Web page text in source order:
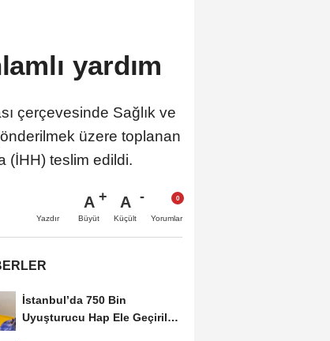
yardım
çerçevesinde Sağlık ve
üzere toplanan
(İHH) teslim edildi.
Yazdır
A
Büyüt
A
Küçült Yorumlar
İstanbul’da 750 Bin
Uyuşturucu Hap Ele Geçirildi: